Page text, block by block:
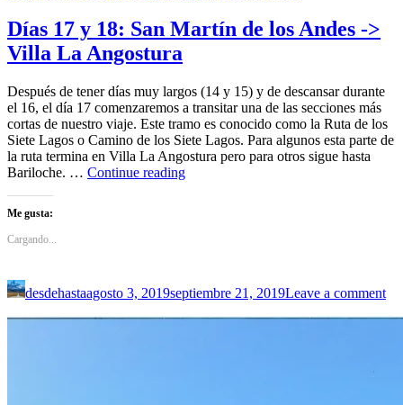
Días 17 y 18: San Martín de los Andes ->
Villa La Angostura
Después de tener días muy largos (14 y 15) y de descansar durante
el 16, el día 17 comenzaremos a transitar una de las secciones más
cortas de nuestro viaje. Este tramo es conocido como la Ruta de los
Siete Lagos o Camino de los Siete Lagos. Para algunos esta parte de
la ruta termina en Villa La Angostura pero para otros sigue hasta
Bariloche. … Continue readingDías
los
Andes
-
Me gusta:
Cargando...
desdehastaagosto 3, 2019septiembre 21, 2019Leave a comment